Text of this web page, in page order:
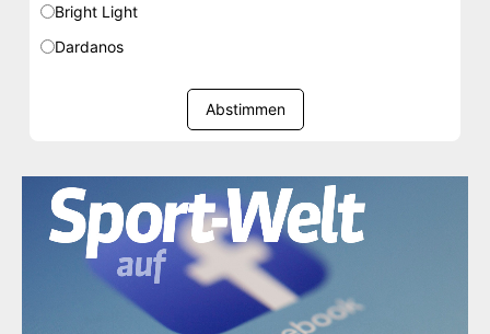
Bright Light
Dardanos
Abstimmen